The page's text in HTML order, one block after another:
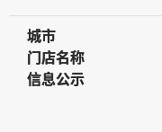
城市
城市
门店名称
门店名称
信息公示
信息公示